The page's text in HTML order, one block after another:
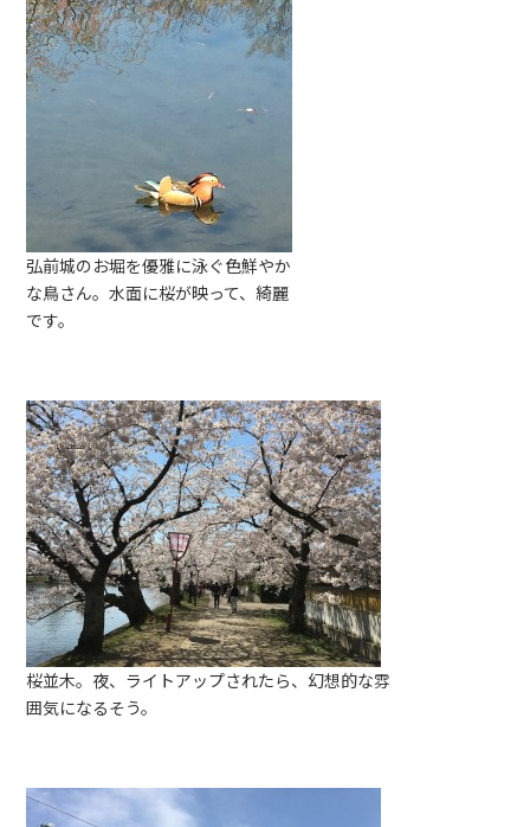
弘前城のお堀を優雅に泳ぐ色鮮やか
な鳥さん。水面に桜が映って、綺麗
です。
桜並木。夜、ライトアップされたら、幻想的な雰
囲気になるそう。